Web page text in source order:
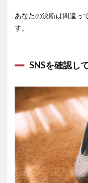
あなたの決断は間違っ
す。
SNSを確認し